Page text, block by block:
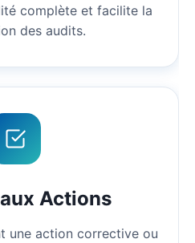
complète et facilite la
des audits.
Actions
une action corrective ou